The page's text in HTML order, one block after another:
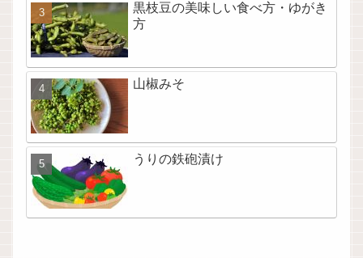
黒枝豆の美味しい食べ方・ゆがき
方
山椒みそ
うりの鉄砲漬け